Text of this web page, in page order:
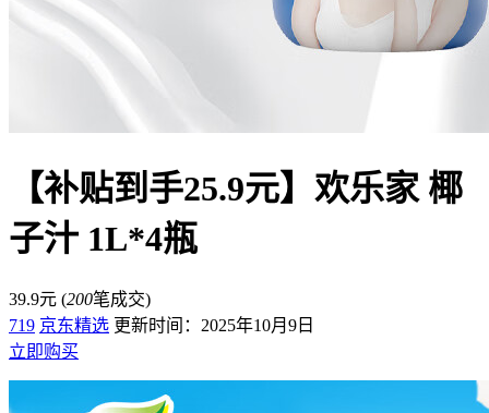
【补贴到手25.9元】欢乐家 椰
子汁 1L*4瓶
39.9元 (200笔成交)
719 京东精选 更新时间：2025年10月9日
立即购买